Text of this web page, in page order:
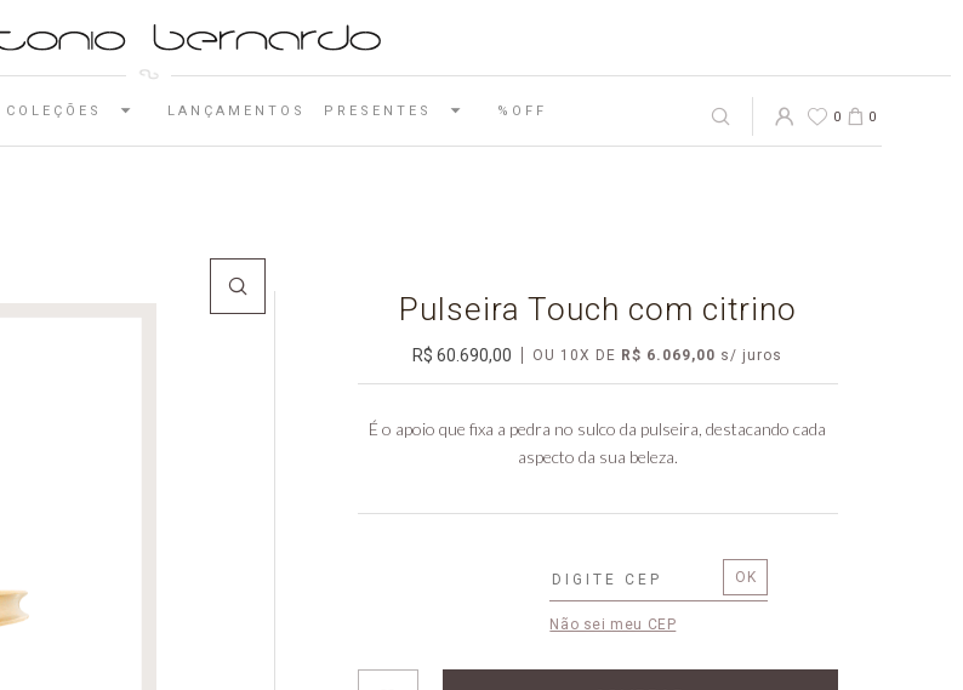
COLEÇÕES LANÇAMENTOS PRESENTES %OFF 0 0
Pulseira Touch com citrino
R$ 60.690,00 OU 10X DE R$ 6.069,00
É o apoio que fixa a pedra no sulco da pulseira, destacando cada
aspecto da sua beleza.
Não sei meu CEP